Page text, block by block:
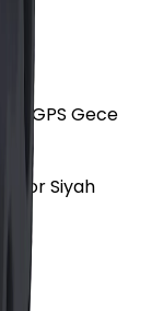
GPS Gece
Spor Siyah